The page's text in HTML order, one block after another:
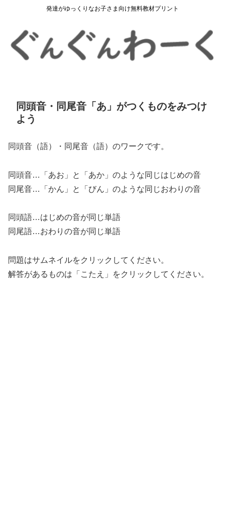
発達がゆっくりなお子さま向け無料教材プリント
同頭音・同尾音「あ」がつくものをみつけ
よう
同頭音（語）・同尾音（語）のワークです。
同頭音…「あお」と「あか」のような同じはじめの音
同尾音…「かん」と「びん」のような同じおわりの音
同頭語…はじめの音が同じ単語
同尾語…おわりの音が同じ単語
問題はサムネイルをクリックしてください。
解答があるものは「こたえ」をクリックしてください。